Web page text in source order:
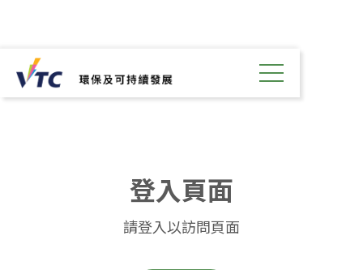
登入頁面
請登入以訪問頁面